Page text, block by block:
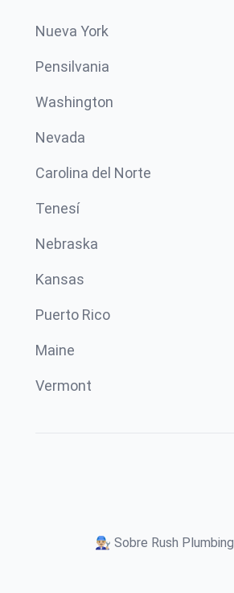
Nueva York
Pensilvania
Washington
Nevada
Carolina del Norte
Tenesí
Nebraska
Kansas
Puerto Rico
Maine
Vermont
👨🏼‍🔧 Sobre Rush Plumbing